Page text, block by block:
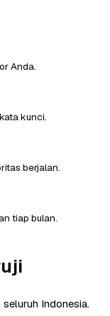
Anda.
kunci.
berjalan.
tiap bulan.
Indonesia.